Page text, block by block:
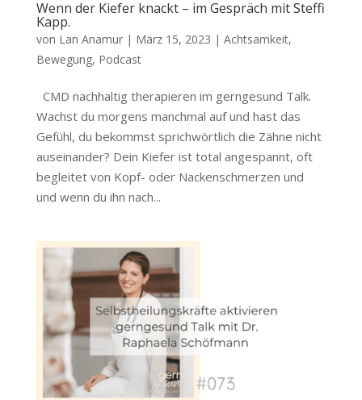
Wenn der Kiefer knackt – im Gespräch mit Steffi
Kapp.
von Lan Anamur| März 15, 2023 | Achtsamkeit,
Bewegung, Podcast
CMD nachhaltig therapieren im gerngesund Talk.
Wachst du morgens manchmal auf und hast das
Gefühl, du bekommst sprichwörtlich die Zähne nicht
auseinander? Dein Kiefer ist total angespannt, oft
begleitet von Kopf- oder Nackenschmerzen und
und wenn du ihn nach...